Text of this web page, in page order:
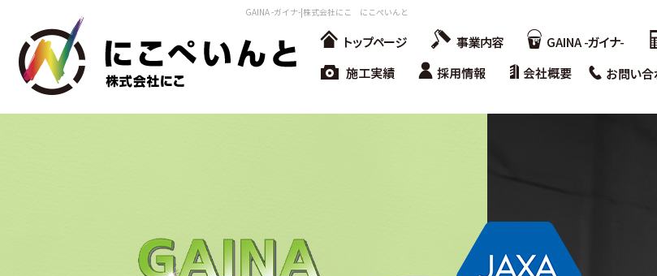
GAINA -ガイナ-|株式会社にこ にこぺいんと